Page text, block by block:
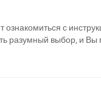
ознакомиться с
разумный выбор, и Вы